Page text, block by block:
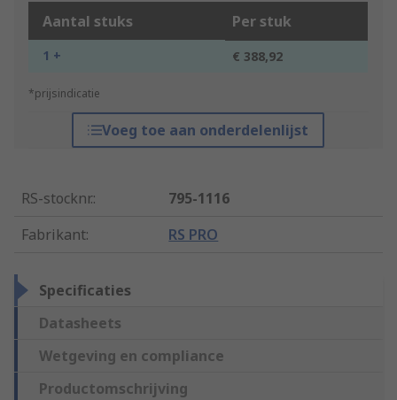
Aantal stuks Per stuk
1 + € 388,92
*prijsindicatie
Voeg toe aan onderdelenlijst
RS-stocknr.:
795-1116
Fabrikant: RS PRO
Specificaties
Datasheets
Wetgeving en compliance
Productomschrijving